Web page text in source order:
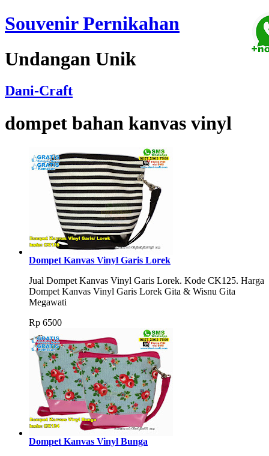
Souvenir Pernikahan
Undangan Unik
Dani-Craft
dompet bahan kanvas vinyl
Dompet Kanvas Vinyl Garis Lorek
Jual Dompet Kanvas Vinyl Garis Lorek. Kode CK125. Harga
Dompet Kanvas Vinyl Garis Lorek Gita & Wisnu Gita
Megawati
Rp 6500
Dompet Kanvas Vinyl Bunga